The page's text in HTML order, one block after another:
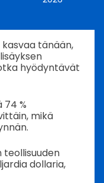
tänään,
hyödyntävät
%
mikä
teollisuuden
dollaria,